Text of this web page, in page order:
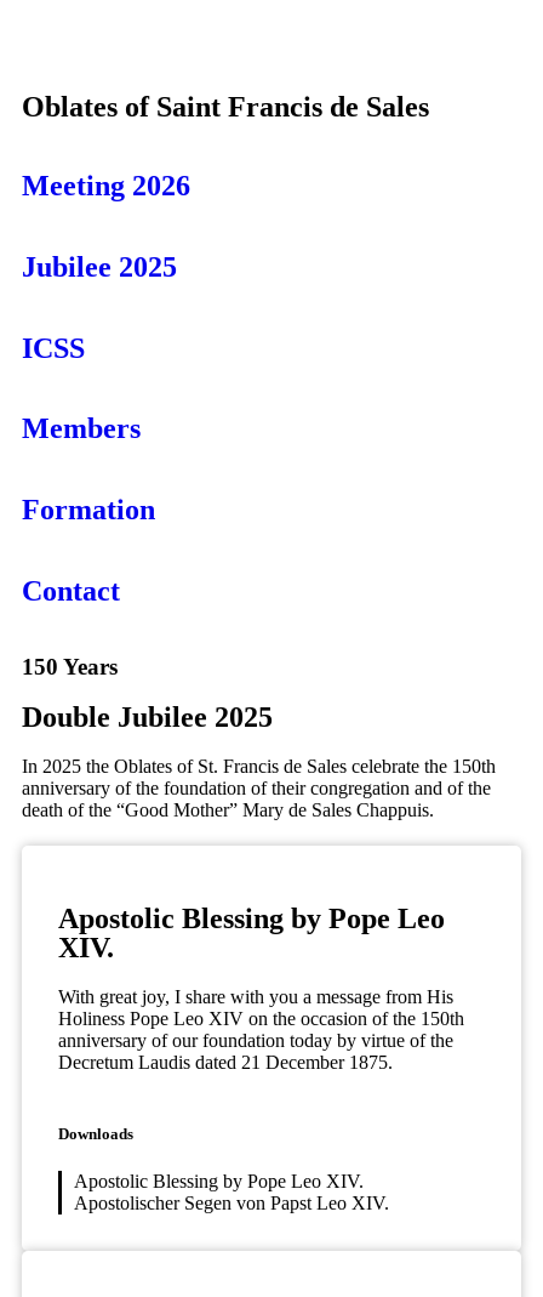
Oblates of Saint Francis de Sales
Meeting 2026
Jubilee 2025
ICSS
Members
Formation
Contact
150 Years
Double Jubilee 2025
In 2025 the Oblates of St. Francis de Sales celebrate the 150th
anniversary of the foundation of their congregation and of the
death of the “Good Mother” Mary de Sales Chappuis.
Apostolic Blessing by Pope Leo
XIV.
With great joy, I share with you a message from His
Holiness Pope Leo XIV on the occasion of the 150th
anniversary of our foundation today by virtue of the
Decretum Laudis dated 21 December 1875.
Downloads
Apostolic Blessing by Pope Leo XIV.
Apostolischer Segen von Papst Leo XIV.